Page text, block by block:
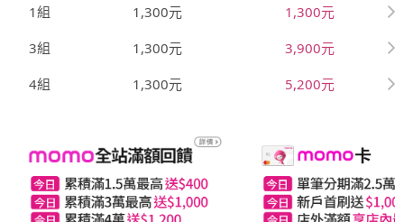
1組
1,300元
1,300元
3組
1,300元
3,900元
4組
1,300元 5,200元